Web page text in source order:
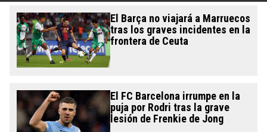
El Barça no viajará a Marruecos
tras los graves incidentes en la
frontera de Ceuta
El FC Barcelona irrumpe en la
puja por Rodri tras la grave
lesión de Frenkie de Jong